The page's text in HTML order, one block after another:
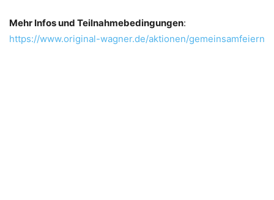
Mehr Infos und Teilnahmebedingungen:
https://www.original-wagner.de/aktionen/gemeinsamfeiern